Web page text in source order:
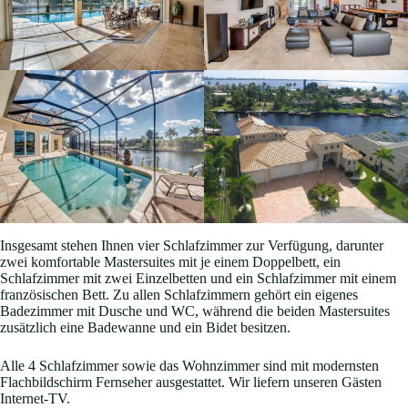
Insgesamt stehen Ihnen vier Schlafzimmer zur Verfügung, darunter
zwei komfortable Mastersuites mit je einem Doppelbett, ein
Schlafzimmer mit zwei Einzelbetten und ein Schlafzimmer mit einem
französischen Bett. Zu allen Schlafzimmern gehört ein eigenes
Badezimmer mit Dusche und WC, während die beiden Mastersuites
zusätzlich eine Badewanne und ein Bidet besitzen.
Alle 4 Schlafzimmer sowie das Wohnzimmer sind mit modernsten
Flachbildschirm Fernseher ausgestattet. Wir liefern unseren Gästen
Internet-TV.